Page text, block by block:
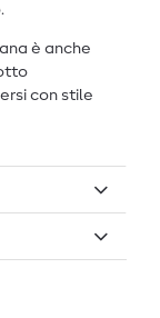
è anche
con stile